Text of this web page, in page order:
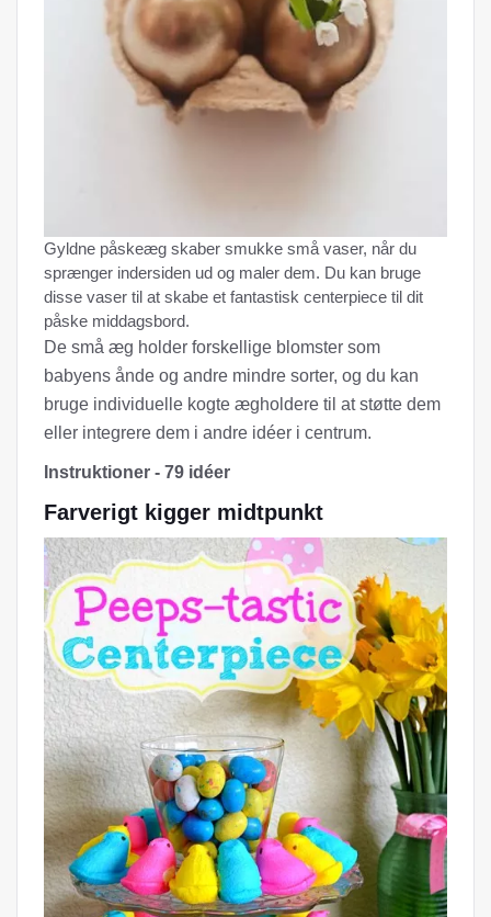
Gyldne påskeæg skaber smukke små vaser, når du
sprænger indersiden ud og maler dem. Du kan bruge
disse vaser til at skabe et fantastisk centerpiece til dit
påske middagsbord.
De små æg holder forskellige blomster som
babyens ånde og andre mindre sorter, og du kan
bruge individuelle kogte ægholdere til at støtte dem
eller integrere dem i andre idéer i centrum.
Instruktioner - 79 idéer
Farverigt kigger midtpunkt